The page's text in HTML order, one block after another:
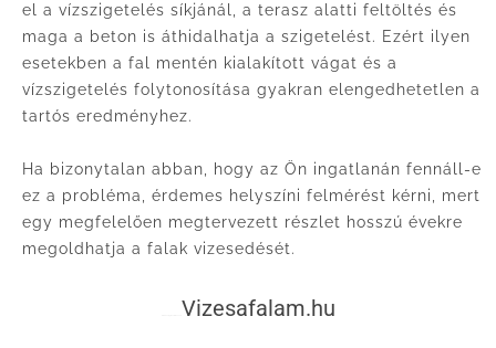
el a vízszigetelés síkjánál, a terasz alatti feltöltés és
maga a beton is áthidalhatja a szigetelést. Ezért ilyen
esetekben a fal mentén kialakított vágat és a
vízszigetelés folytonosítása gyakran elengedhetetlen a
tartós eredményhez.
Ha bizonytalan abban, hogy az Ön ingatlanán fennáll-e
ez a probléma, érdemes helyszíni felmérést kérni, mert
egy megfelelően megtervezett részlet hosszú évekre
megoldhatja a falak vizesedését.
Vizesafalam.hu